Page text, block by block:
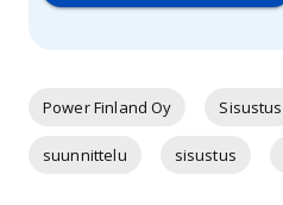
Power Finland Oy Sisustus
suunnittelu sisustus